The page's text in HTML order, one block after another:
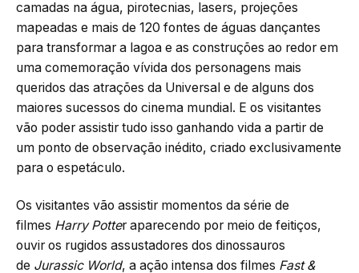
camadas na água, pirotecnias, lasers, projeções
mapeadas e mais de 120 fontes de águas dançantes
para transformar a lagoa e as construções ao redor em
uma comemoração vívida dos personagens mais
queridos das atrações da Universal e de alguns dos
maiores sucessos do cinema mundial. E os visitantes
vão poder assistir tudo isso ganhando vida a partir de
um ponto de observação inédito, criado exclusivamente
para o espetáculo.
Os visitantes vão assistir momentos da série de
filmes Harry Potter aparecendo por meio de feitiços,
ouvir os rugidos assustadores dos dinossauros
de Jurassic World, a ação intensa dos filmes Fast &